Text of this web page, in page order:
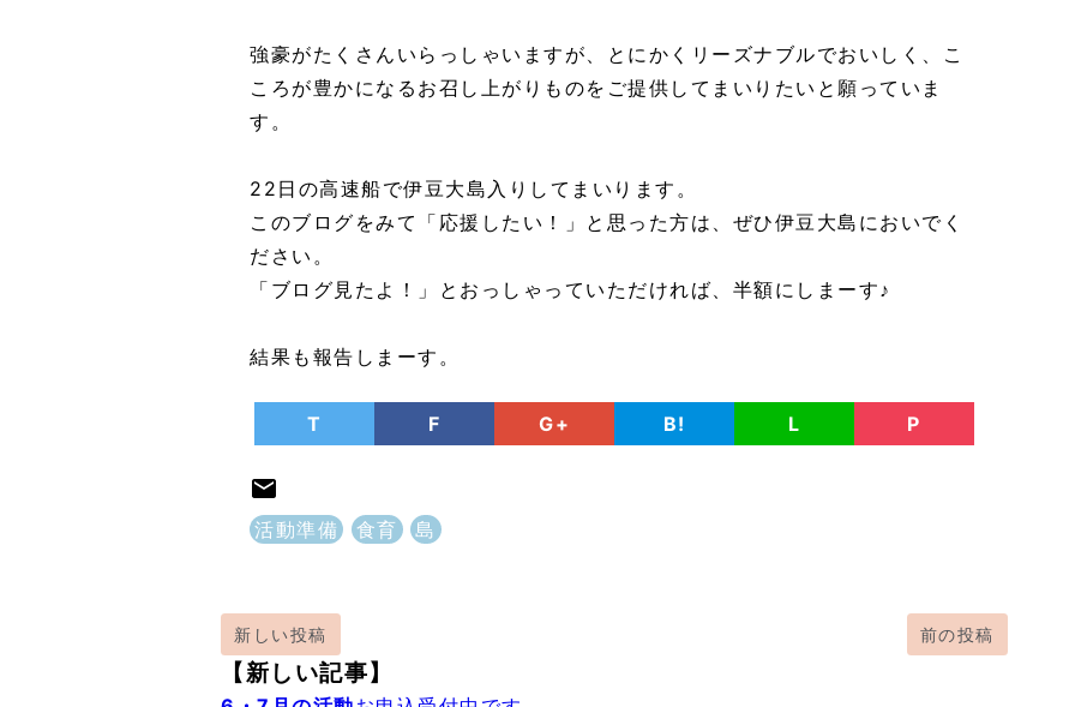
強豪がたくさんいらっしゃいますが、とにかくリーズナブルでおいしく、こ
ころが豊かになるお召し上がりものをご提供してまいりたいと願っていま
す。
22日の高速船で伊豆大島入りしてまいります。
このブログをみて「応援したい！」と思った方は、ぜひ伊豆大島においでく
ださい。
「ブログ見たよ！」とおっしゃっていただければ、半額にしまーす♪
結果も報告しまーす。
T F G+ B! L P
活動準備 食育 島
新しい投稿 前の投稿
【新しい記事】